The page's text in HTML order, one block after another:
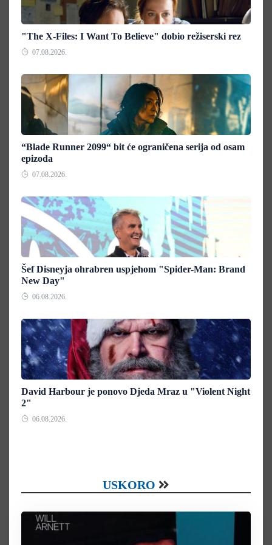
"The X-Files: I Want To Believe" dobio režiserski rez
07.08.2026.
“Blade Runner 2099“ bit će ograničena serija od osam
epizoda
07.08.2026.
Šef Disneyja ohrabren uspjehom "Spider-Man: Brand
New Day"
06.08.2026.
David Harbour je ponovo Djeda Mraz u "Violent Night
2"
06.08.2026.
USKORO